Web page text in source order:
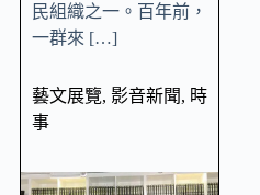
民組織之一。百年前，
一群來 […]
藝文展覽, 影音新聞, 時
事